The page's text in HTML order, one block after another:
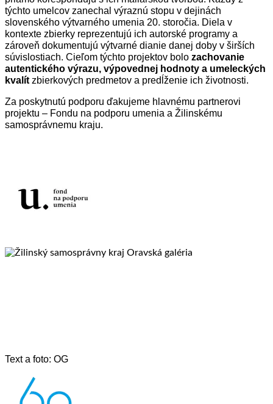
týchto umelcov zanechal výraznú stopu v dejinách
slovenského výtvarného umenia 20. storočia. Diela v
kontexte zbierky reprezentujú ich autorské programy a
zároveň dokumentujú výtvarné dianie danej doby v širších
súvislostiach. Cieľom týchto projektov bolo zachovanie
autentického výrazu, výpovednej hodnoty a umeleckých
kvalít zbierkových predmetov a predĺženie ich životnosti.
Za poskytnutú podporu ďakujeme hlavnému partnerovi
projektu – Fondu na podporu umenia a Žilinskému
samosprávnemu kraju.
Text a foto: OG